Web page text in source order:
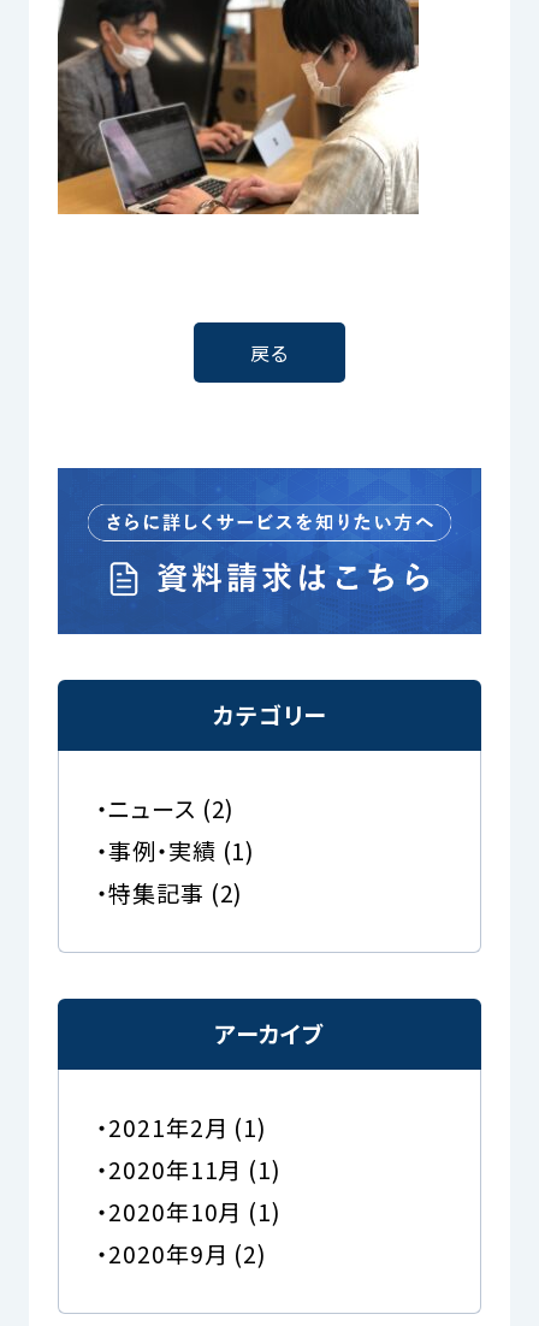
戻る
カテゴリー
ニュース (2)
事例・実績 (1)
特集記事 (2)
アーカイブ
2021年2月 (1)
2020年11月 (1)
2020年10月 (1)
2020年9月 (2)